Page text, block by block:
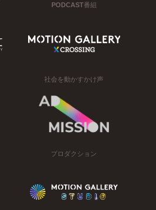
PODCAST番組
社会を動かすかけ声
プロダクション